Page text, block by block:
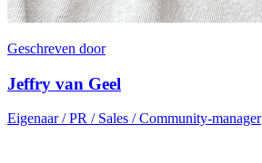
Geschreven door
Jeffry van Geel
Eigenaar / PR / Sales / Community-manager